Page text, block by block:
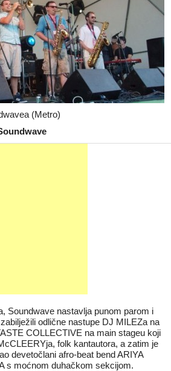
(Metro)
Soundwave nastavlja punom parom i
odlične nastupe DJ MILEZa na
COLLECTIVE na main stageu koji
folk kantautora, a zatim je
devetočlani afro-beat bend ARIYA
s moćnom duhačkom sekcijom.